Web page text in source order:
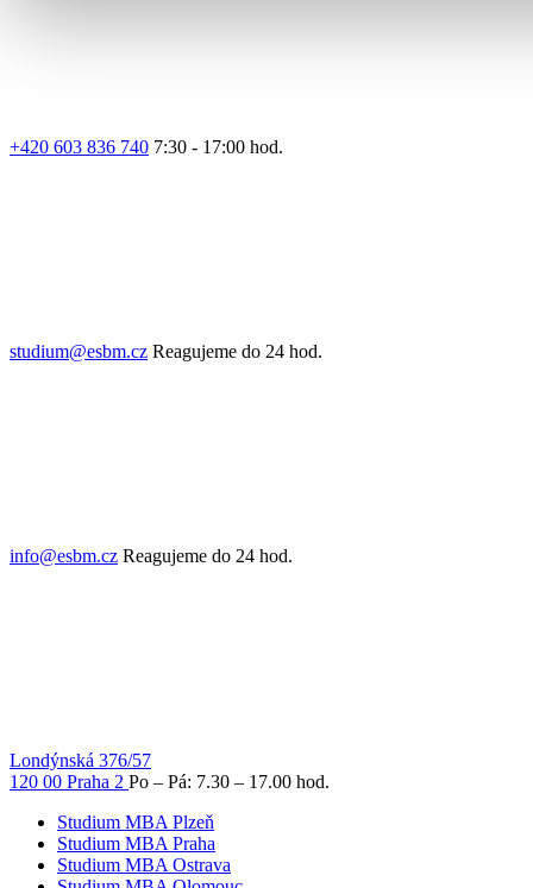
+420 603 836 740 7:30 - 17:00 hod.
studium@esbm.cz Reagujeme do 24 hod.
info@esbm.cz Reagujeme do 24 hod.
Londýnská 376/57
120 00 Praha 2 Po – Pá: 7.30 – 17.00 hod.
Studium MBA Plzeň
Studium MBA Praha
Studium MBA Ostrava